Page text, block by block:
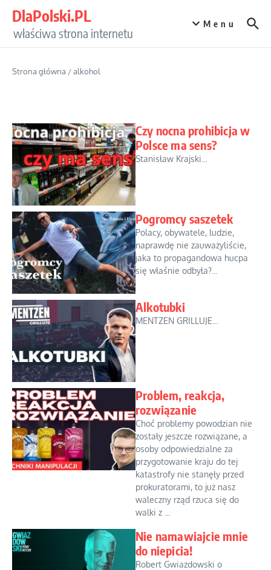
DlaPolski.PL
właściwa strona internetu
Menu
Strona główna /alkohol
Czy nocna prohibicja w
Polsce ma sens?
Stanisław Krajski...
Pogromcy saszetek
Polacy, obywatele, ludzie,
naprawdę nie zauważyliście,
jaka to propagandowa hucpa
się właśnie odbyła?...
Alkotubki
MENTZEN GRILLUJE...
Problem, reakcja,
rozwiązanie
Choć problemy powodzian nie
zostały jeszcze rozwiązane, a
osoby odpowiedzialne za
przygotowanie kraju do tej
katastrofy nie stanęły przed
prokuratorami, to już nasz
waleczny rząd rzuca się do
walki z ...
Nie namawiajcie mnie
do niepicia!
Robert Gwiazdowski o